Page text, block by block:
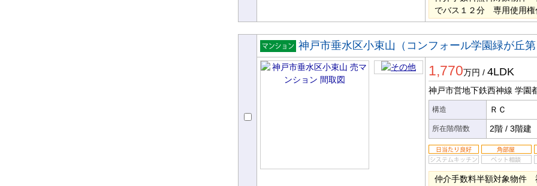
でバス１２分 専用使用
売マンシ
ョン
神戸市垂水区小束山（コンフォール学園緑が丘
1,770万円 / 4LDK
神戸市営地下鉄西神線 学園
構造 ＲＣ
所在階/階数 2階 / 3階建
仲介手数料半額対象物件